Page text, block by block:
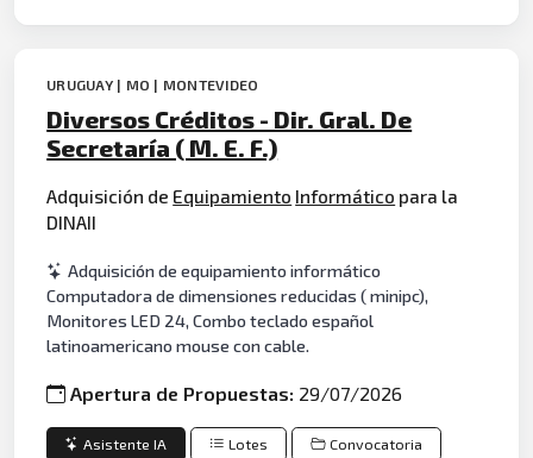
URUGUAY | MO | MONTEVIDEO
Diversos Créditos - Dir. Gral. De
Secretaría ( M. E. F.)
Adquisición de Equipamiento Informático para la
DINAII
Adquisición de equipamiento informático
Computadora de dimensiones reducidas ( minipc),
Monitores LED 24, Combo teclado español
latinoamericano mouse con cable.
Apertura de Propuestas: 29/07/2026
Asistente IA Lotes Convocatoria